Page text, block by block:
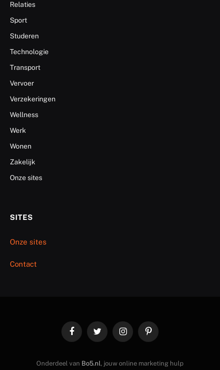
Relaties
Sport
Studeren
Technologie
Transport
Vervoer
Verzekeringen
Wellness
Werk
Wonen
Zakelijk
Onze sites
SITES
Onze sites
Contact
FacebookTwitter InstagramPinterest
Onderdeel van Bo5.nl, jouw online marketing hulp